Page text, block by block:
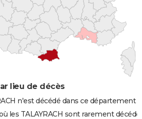
lieu de décès
n'est décédé dans ce département
les TALAYRACH sont rarement